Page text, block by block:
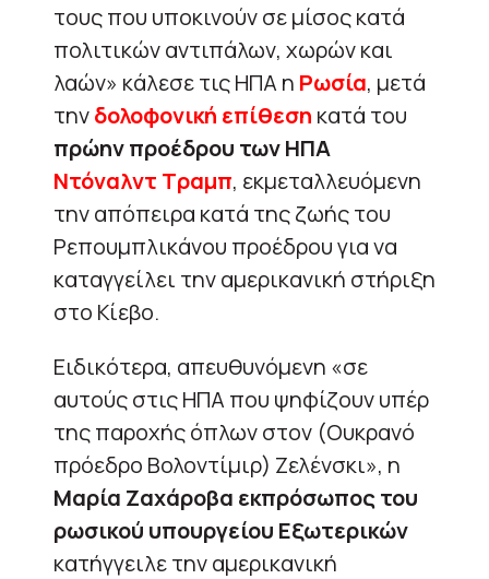
τους που υποκινούν σε μίσος κατά
πολιτικών αντιπάλων, χωρών και
λαών» κάλεσε τις ΗΠΑ η Ρωσία, μετά
τηνδολοφονική επίθεση κατά του
πρώην προέδρου των ΗΠΑ
Ντόναλντ Τραμπ, εκμεταλλευόμενη
την απόπειρα κατά της ζωής του
Ρεπουμπλικάνου προέδρου για να
καταγγείλει την αμερικανική στήριξη
στο Κίεβο.
Ειδικότερα, απευθυνόμενη «σε
αυτούς στις ΗΠΑ που ψηφίζουν υπέρ
της παροχής όπλων στον (Ουκρανό
πρόεδρο Βολοντίμιρ) Ζελένσκι», η
Μαρία Ζαχάροβα εκπρόσωπος του
ρωσικού υπουργείου Εξωτερικών
κατήγγειλε την αμερικανική